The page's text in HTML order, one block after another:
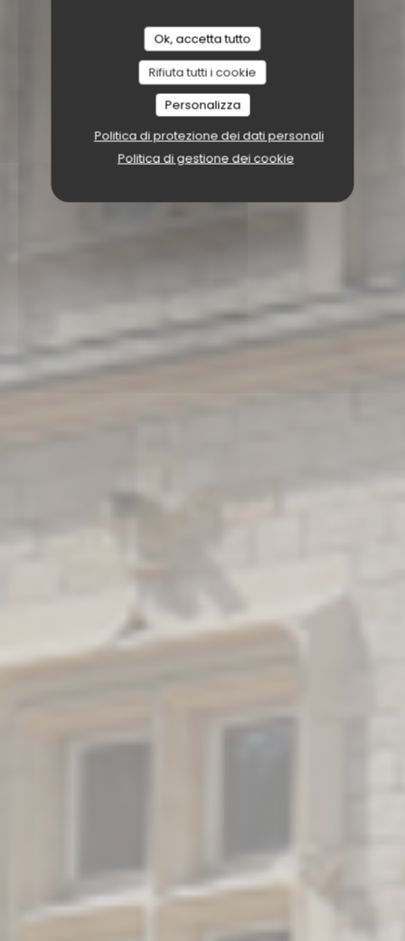
Ok, accetta tutto
Rifiuta tutti i cookie
Personalizza
Politica di protezione dei dati personali
Politica di gestione dei cookie